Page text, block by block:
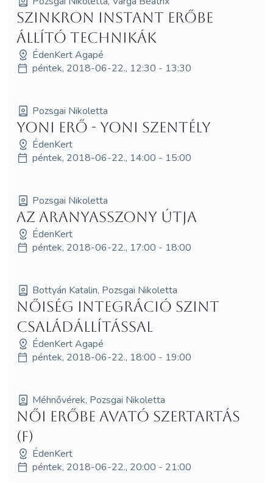
Szinkron Instant Erőbe
Állító technikák
ÉdenKert Agapé
péntek, 2018-06-22., 12:30 - 13:30
Pozsgai Nikoletta
Yoni Erő - Yoni Szentély
ÉdenKert
péntek, 2018-06-22., 14:00 - 15:00
Pozsgai Nikoletta
Az AranyAsszony Útja
ÉdenKert
péntek, 2018-06-22., 17:00 - 18:00
Bottyán Katalin, Pozsgai Nikoletta
Nőiség Integráció SzInT
Családállítással
ÉdenKert Agapé
péntek, 2018-06-22., 18:00 - 19:00
Méhnővérek, Pozsgai Nikoletta
Női Erőbe avató szertartás
(F)
ÉdenKert
péntek, 2018-06-22., 20:00 - 21:00